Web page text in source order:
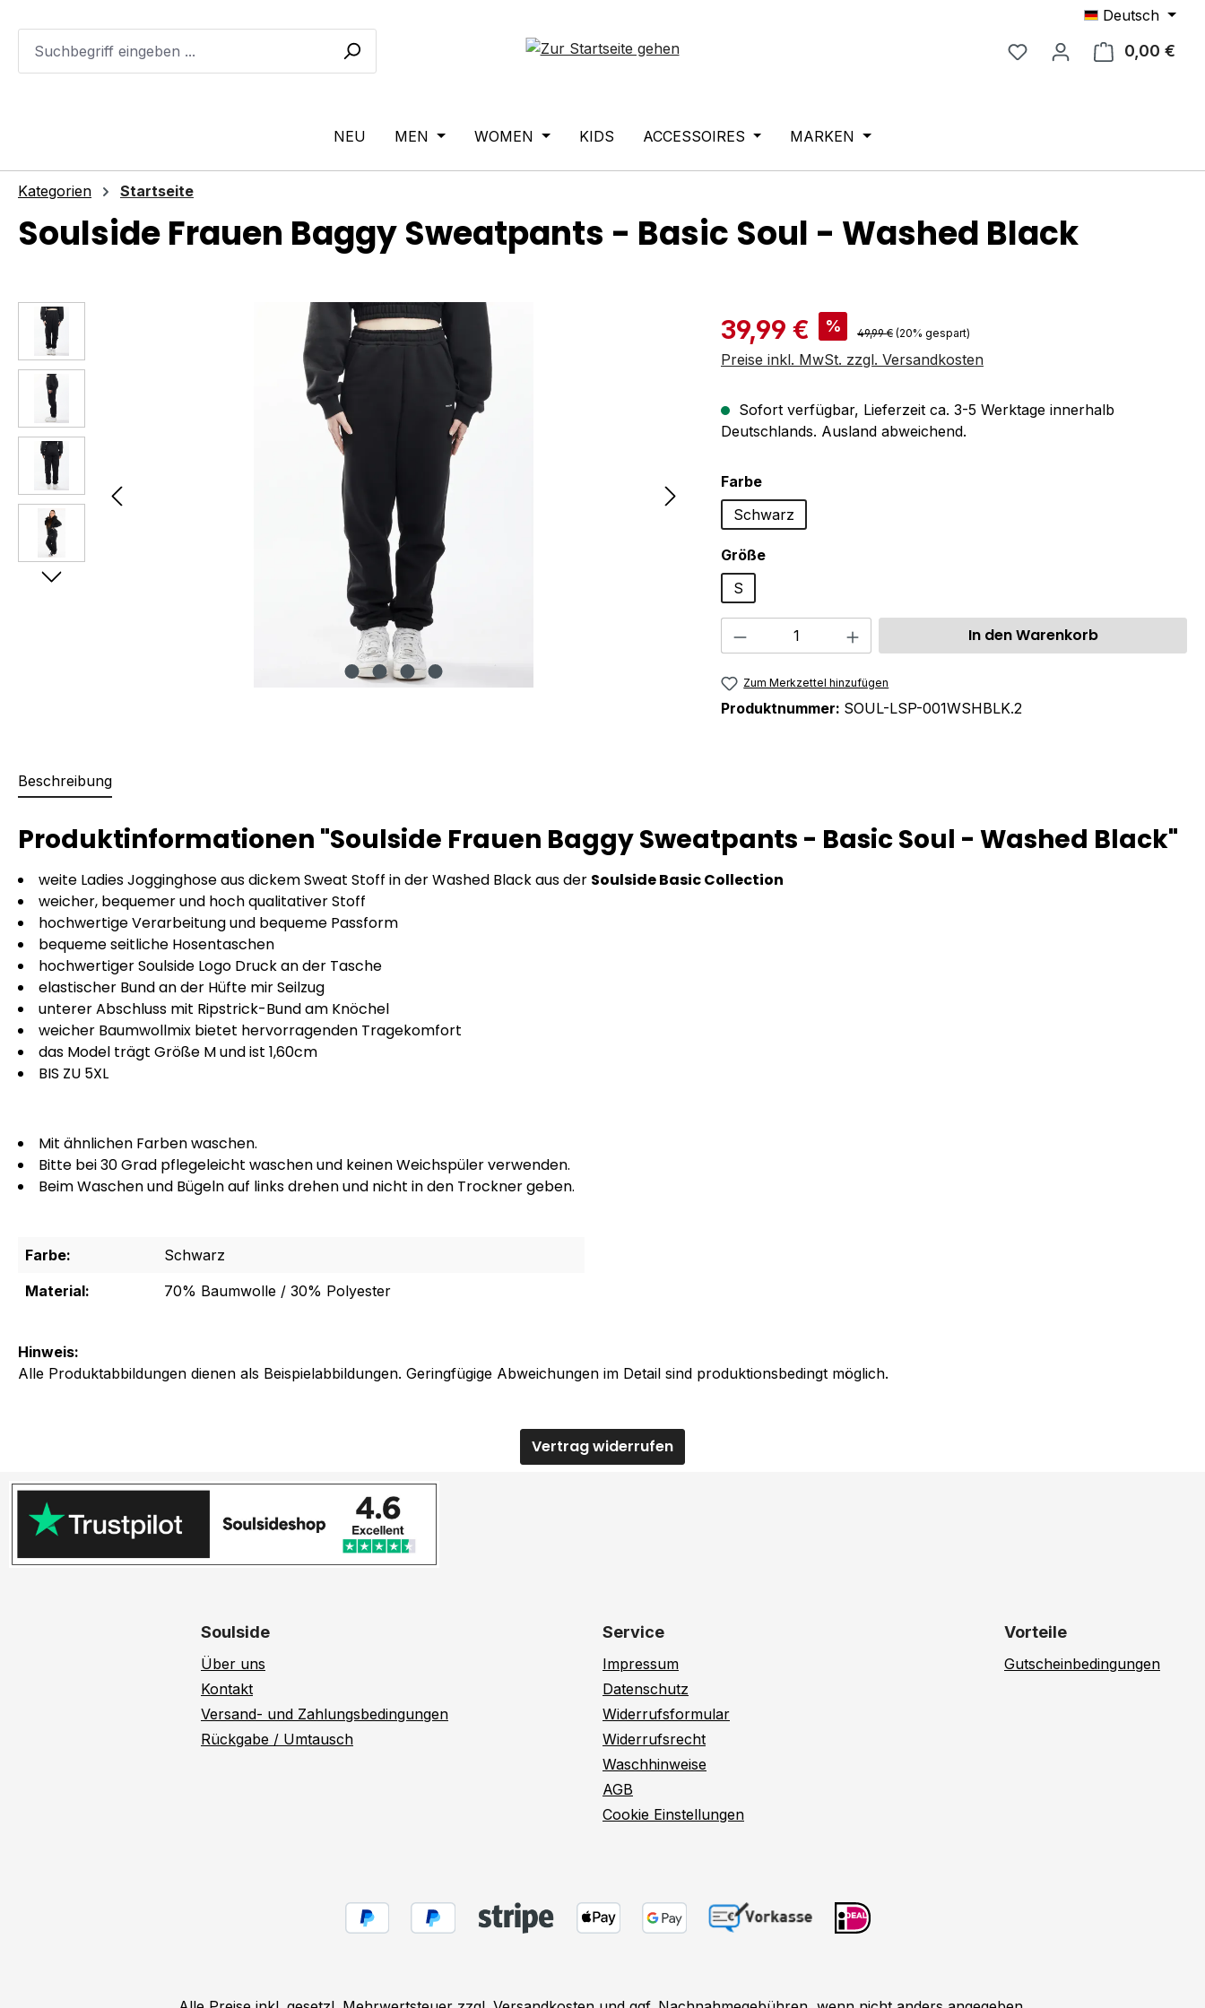
Deutsch
0,00 €
NEU MEN WOMEN KIDS ACCESSOIRES MARKEN
Kategorien Startseite
Hinweis:
Alle Produktabbildungen dienen als Beispielabbildungen. Geringfügige Abweichungen im Detail sind produktionsbedingt möglich.
Soulside Frauen Baggy Sweatpants - Basic Soul - Washed Black
Bildergalerie überspringen Verkaufspreis:
39,99 € % Regulärer Preis:
49,99 € (20% gespart)
Preise inkl. MwSt. zzgl. Versandkosten
Sofort verfügbar, Lieferzeit ca. 3-5 Werktage innerhalb
Deutschlands. Ausland abweichend.
Farbeauswählen
Schwarz
Größeauswählen
S
Produkt Anzahl: Gib den gewünschten Wert
In den Warenkorb
Zum Merkzettel hinzufügen
Produktnummer: SOUL-LSP-001WSHBLK.2
Beschreibung
Produktinformationen "Soulside Frauen Baggy Sweatpants - Basic Soul - Washed Black"
weite Ladies Jogginghose aus dickem Sweat Stoff in der Washed Black aus der Soulside Basic Collection
weicher, bequemer und hoch qualitativer Stoff
hochwertige Verarbeitung und bequeme Passform
bequeme seitliche Hosentaschen
hochwertiger Soulside Logo Druck an der Tasche
elastischer Bund an der Hüfte mir Seilzug
unterer Abschluss mit Ripstrick-Bund am Knöchel
weicher Baumwollmix bietet hervorragenden Tragekomfort
das Model trägt Größe M und ist 1,60cm
BIS ZU 5XL
Mit ähnlichen Farben waschen.
Bitte bei 30 Grad pflegeleicht waschen und keinen Weichspüler verwenden.
Beim Waschen und Bügeln auf links drehen und nicht in den Trockner geben.
Farbe:
Schwarz
Material:
70% Baumwolle / 30% Polyester
Vertrag widerrufen
Soulside
Über uns
Kontakt
Versand- und Zahlungsbedingungen
Rückgabe / Umtausch
Service
Impressum
Datenschutz
Widerrufsformular
Widerrufsrecht
Waschhinweise
AGB
Cookie Einstellungen
Vorteile
Gutscheinbedingungen